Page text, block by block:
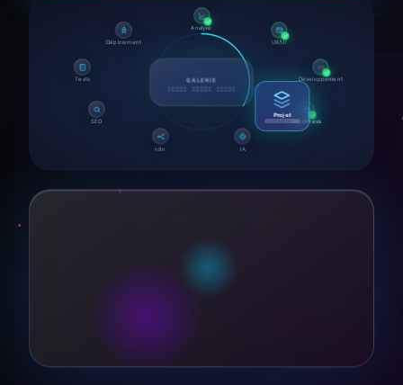
GALERIE
Analyse
UX/UI
Développement
WordPress
IA
n8n
SEO
Tests
Déploiement
Projet